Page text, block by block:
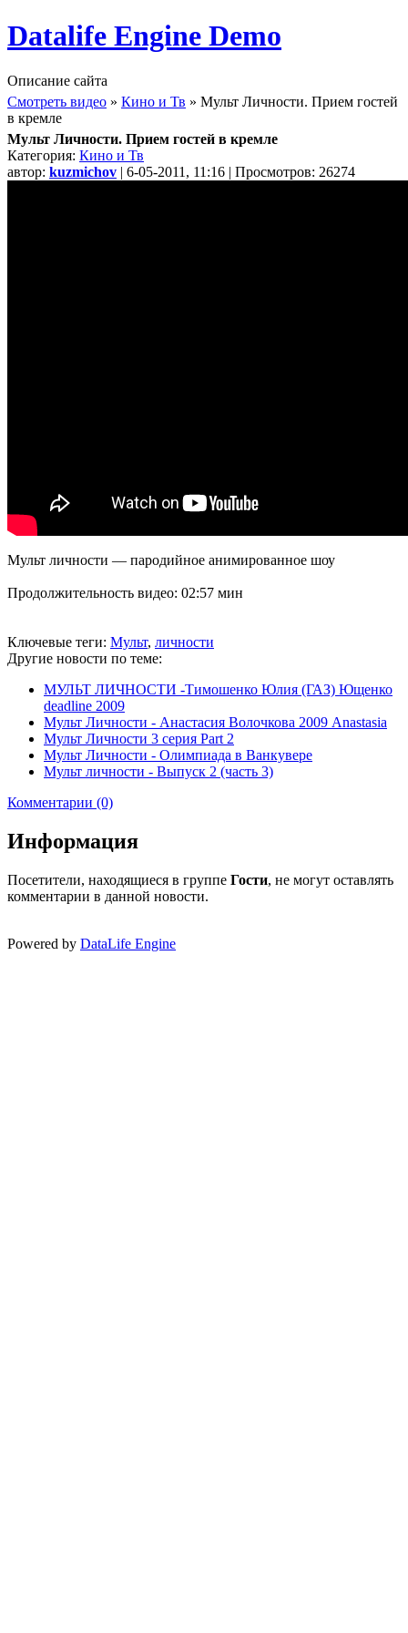
Datalife Engine Demo
Описание сайта
Смотреть видео » Кино и Тв » Мульт Личности. Прием гостей
в кремле
Мульт Личности. Прием гостей в кремле
Категория: Кино и Тв
автор: kuzmichov | 6-05-2011, 11:16 | Просмотров: 26274
Мульт личности — пародийное анимированное шоу
Продолжительность видео: 02:57 мин
Ключевые теги: Мульт, личности
Другие новости по теме:
МУЛЬТ ЛИЧНОСТИ -Тимошенко Юлия (ГАЗ) Ющенко
deadline 2009
Мульт Личности - Анастасия Волочкова 2009 Anastasia
Мульт Личности 3 серия Part 2
Мульт Личности - Олимпиада в Ванкувере
Мульт личности - Выпуск 2 (часть 3)
Комментарии (0)
Информация
Посетители, находящиеся в группе Гости, не могут оставлять
комментарии в данной новости.
Powered by DataLife Engine